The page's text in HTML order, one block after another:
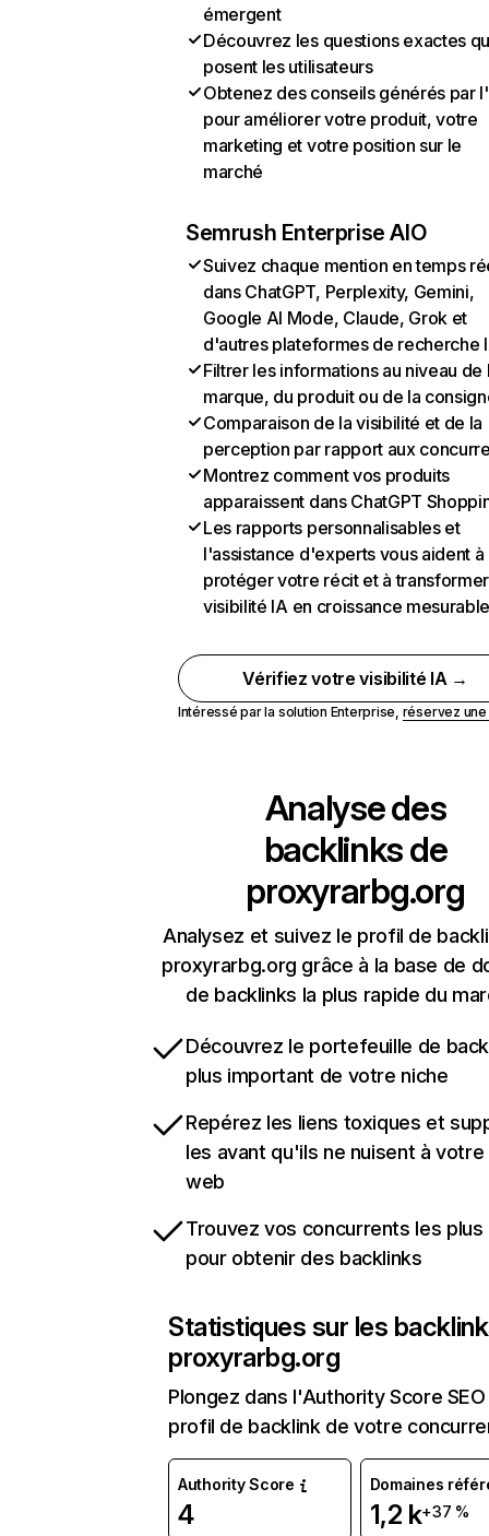
émergent
Découvrez les questions exactes
posent les utilisateurs
Obtenez des conseils générés par
pour améliorer votre produit, votre
marketing et votre position sur le
marché
Semrush Enterprise AIO
Suivez chaque mention en temps
dans ChatGPT, Perplexity, Gemini,
Google AI Mode, Claude, Grok et
d'autres plateformes de recherche
Filtrer les informations au niveau de
marque, du produit ou de la
Comparaison de la visibilité et de la
perception par rapport aux
Montrez comment vos produits
apparaissent dans ChatGPT
Les rapports personnalisables et
l'assistance d'experts vous aident à
protéger votre récit et à
visibilité IA en croissance
Vérifiez votre visibilité IA →
Intéressé par la solution Enterprise, réservez
Analyse des
backlinks de
proxyrarbg.org
Analysez et suivez le profil de
proxyrarbg.org grâce à la base de
de backlinks la plus rapide du
Découvrez le portefeuille de
plus important de votre niche
Repérez les liens toxiques et
les avant qu'ils ne nuisent à
web
Trouvez vos concurrents les
pour obtenir des backlinks
Statistiques sur les
proxyrarbg.org
Plongez dans l'Authority Score
profil de backlink de votre
Authority Score
4
Domaines
1,2 k+37 %